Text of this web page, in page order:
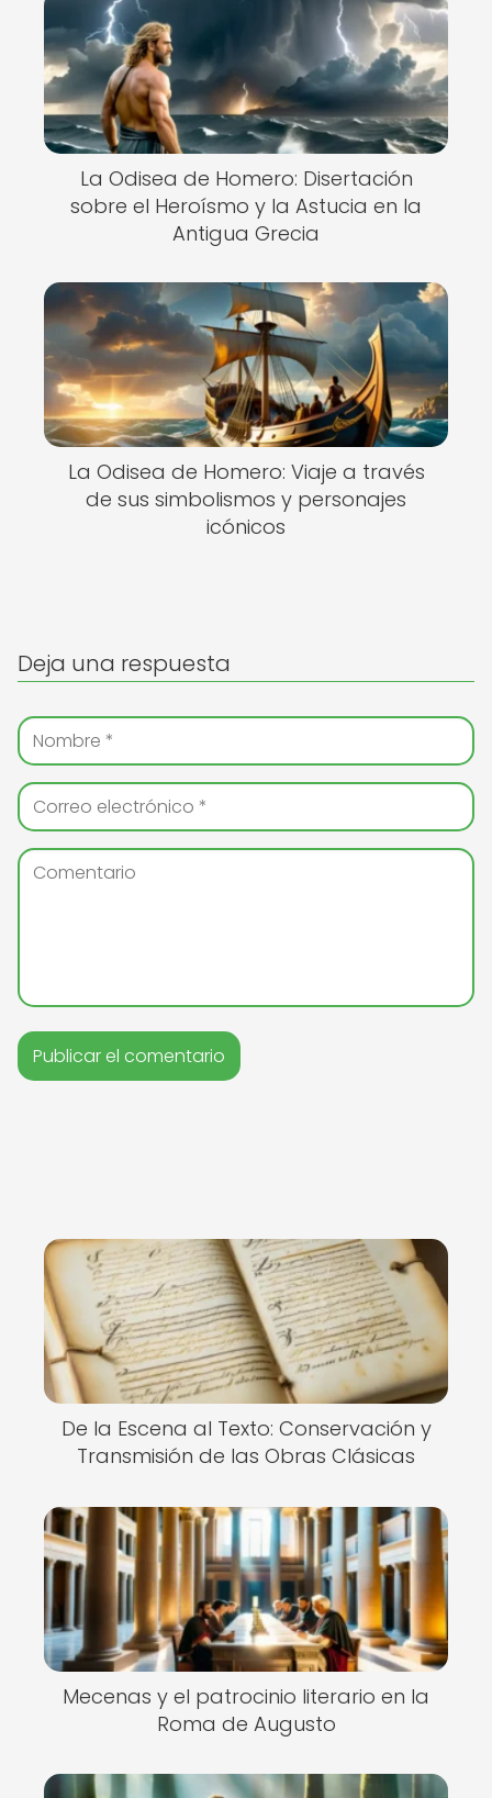
La Odisea de Homero: Disertación
sobre el Heroísmo y la Astucia en la
Antigua Grecia
La Odisea de Homero: Viaje a través
de sus simbolismos y personajes
icónicos
Deja una respuesta
De la Escena al Texto: Conservación y
Transmisión de las Obras Clásicas
Mecenas y el patrocinio literario en la
Roma de Augusto